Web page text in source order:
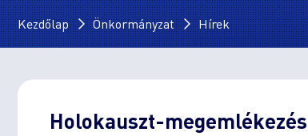
Kezdőlap Önkormányzat Hírek
Holokauszt-